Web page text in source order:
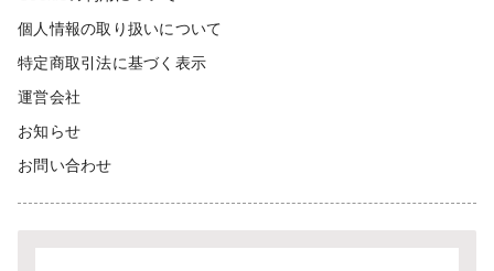
個人情報の取り扱いについて
特定商取引法に基づく表示
運営会社
お知らせ
お問い合わせ